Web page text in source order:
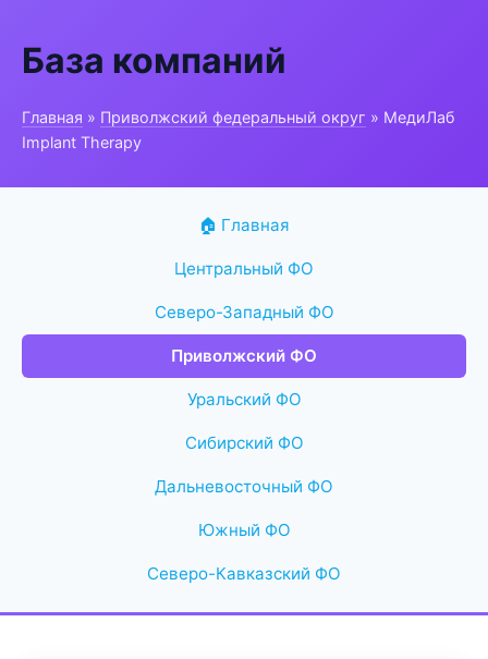
База компаний
Главная » Приволжский федеральный округ » МедиЛаб
Implant Therapy
🏠 Главная
Центральный ФО
Северо-Западный ФО
Приволжский ФО
Уральский ФО
Сибирский ФО
Дальневосточный ФО
Южный ФО
Северо-Кавказский ФО